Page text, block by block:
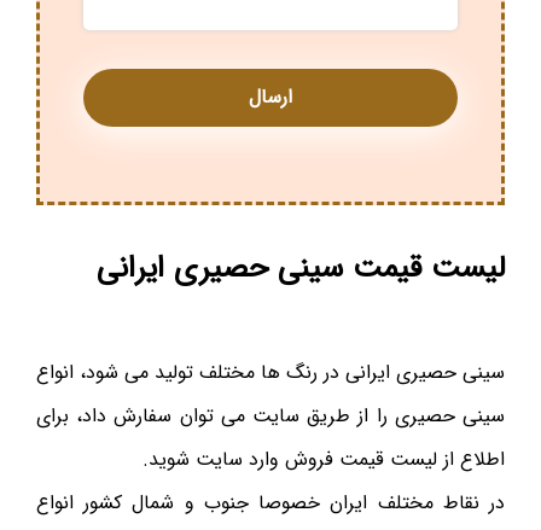
لیست قیمت سینی حصیری ایرانی
سینی حصیری ایرانی در رنگ ها مختلف تولید می شود، انواع
سینی حصیری را از طریق سایت می توان سفارش داد، برای
اطلاع از لیست قیمت فروش وارد سایت شوید.
در نقاط مختلف ایران خصوصا جنوب و شمال کشور انواع